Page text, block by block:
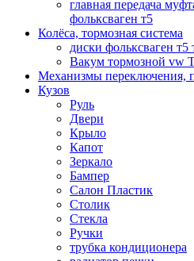
главная передача
фольксваген т5
Колёса, тормозная система
диски фольксваген т5
Вакум тормозной vw
Механизмы переключения,
Кузов
Руль
Двери
Крыло
Капот
Зеркало
Бампер
Салон Пластик
Столик
Стекла
Ручки
трубка кондиционера